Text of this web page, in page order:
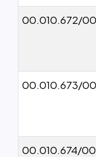
00.010.672/
00.010.673/
00.010.674/